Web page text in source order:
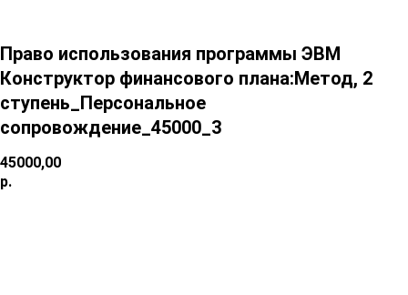
Право использования программы ЭВМ
Конструктор финансового плана:Метод, 2
ступень_Персональное
сопровождение_45000_3
45000,00
р.